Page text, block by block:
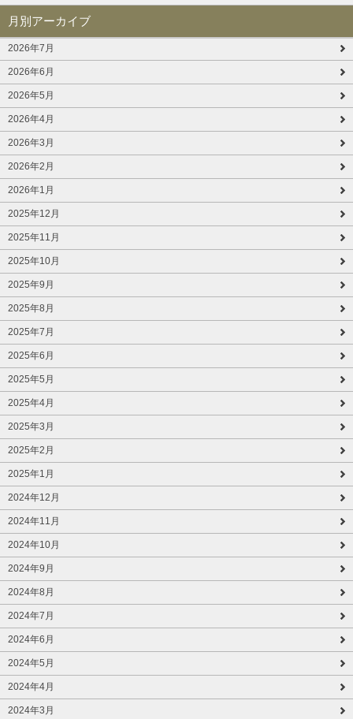
月別アーカイブ
2026年7月
2026年6月
2026年5月
2026年4月
2026年3月
2026年2月
2026年1月
2025年12月
2025年11月
2025年10月
2025年9月
2025年8月
2025年7月
2025年6月
2025年5月
2025年4月
2025年3月
2025年2月
2025年1月
2024年12月
2024年11月
2024年10月
2024年9月
2024年8月
2024年7月
2024年6月
2024年5月
2024年4月
2024年3月